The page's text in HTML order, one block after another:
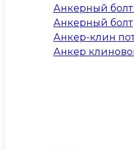
Анкерный
Анкерный болт
Анкер-клин
Анкер